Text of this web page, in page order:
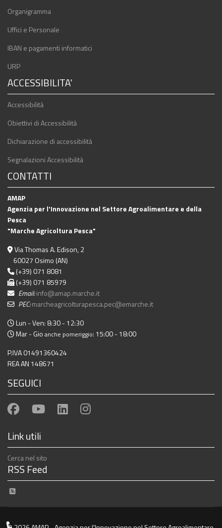
Organigramma
Uffici e Personale
IBAN e pagamenti informatici
URP
ACCESSIBILITA'
Accessibilità
Obiettivi di Accessibilità
Dichiarazione di accessibilità
Segnalazioni Accessibilità
CONTATTI
AMAP
Agenzia per l'Innovazione nel Settore Agroalimentare e della
Pesca
"Marche Agricoltura Pesca"
Via Thomas A. Edison, 2
60027 Osimo (AN)
(+39) 071 8081
(+39) 071 85979
Email:info@amap.marche.it
PEC:marcheagricolturapesca.pec@emarche.it
Lun - Ven: 8:30 - 12:30
Mar - Gio anche pomeriggio: 15:00 - 18:00
P.IVA 01491360424
REA AN 148671
SEGUICI
Link utili
Cerca nel sito
RSS Feed